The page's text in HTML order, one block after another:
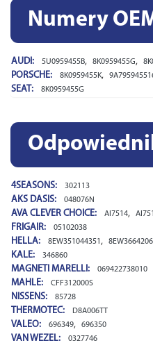
Numery
AUDI: 5U0959455B, 8K0959455G,
PORSCHE: 8K0959455K,
SEAT: 8K0959455G
4SEASONS: 302113
AKS DASIS: 048076N
AVA CLEVER CHOICE: AI7514,
FRIGAIR: 05102038
HELLA: 8EW351044351 ,
KALE: 346860
MAGNETI MARELLI: 069422738010
MAHLE: CFF312000S
NISSENS: 85728
THERMOTEC: D8A006TT
VALEO: 696349, 696350
VAN WEZEL: 0327746